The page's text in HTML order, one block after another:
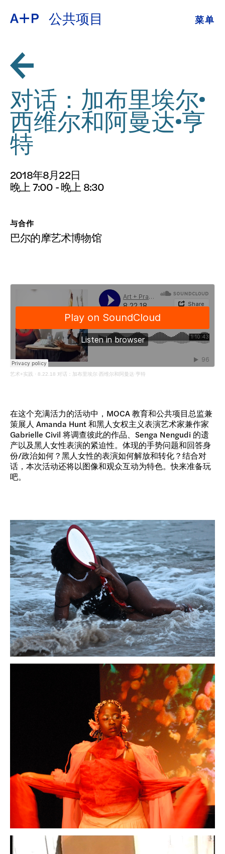
公共项目 菜单
教育
培养青年
展览
公共项目
档案
捐
ESPAÑOL
普通话
日本語
对话：加布里埃尔·
西维尔和阿曼达·亨
特
2018年8月22日
晚上 7:00 - 晚上 8:30
与合作
巴尔的摩艺术博物馆
艺术+实践 · 8.22.18 对话：加布里埃尔·西维尔和阿曼达·亨特
在这个充满活力的活动中，MOCA 教育和公共项目总监兼
策展人 Amanda Hunt 和黑人女权主义表演艺术家兼作家
Gabrielle Civil 将调查彼此的作品、Senga Nengudi 的遗
产以及黑人女性表演的紧迫性。体现的手势问题和回答身
份/政治如何？黑人女性的表演如何解放和转化？结合对
话，本次活动还将以图像和观众互动为特色。快来准备玩
吧。